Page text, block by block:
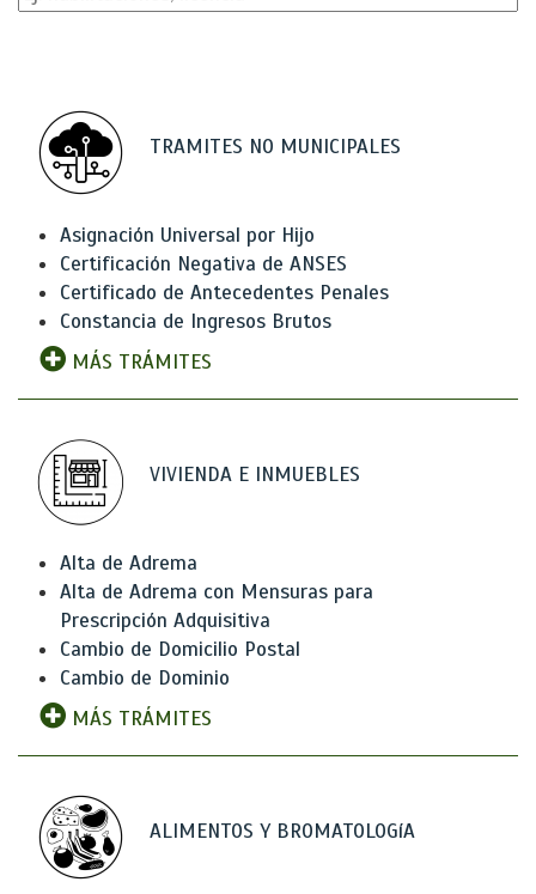
TRAMITES NO MUNICIPALES
Asignación Universal por Hijo
Certificación Negativa de ANSES
Certificado de Antecedentes Penales
Constancia de Ingresos Brutos
MÁS TRÁMITES
VIVIENDA E INMUEBLES
Alta de Adrema
Alta de Adrema con Mensuras para
Prescripción Adquisitiva
Cambio de Domicilio Postal
Cambio de Dominio
MÁS TRÁMITES
ALIMENTOS Y BROMATOLOGíA